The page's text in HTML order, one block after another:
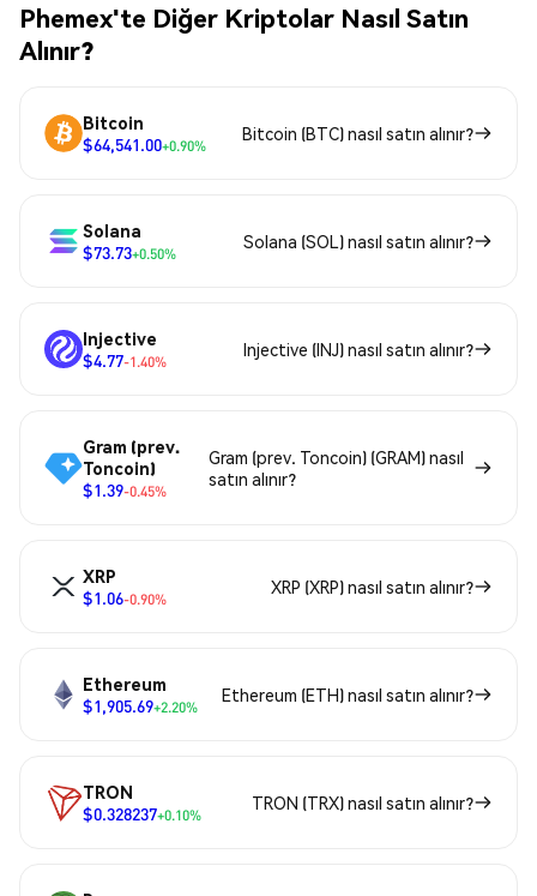
Phemex'te Diğer Kriptolar Nasıl Satın
Alınır?
Bitcoin
$64,541.00+0.90%
Bitcoin (BTC) nasıl satın alınır?
Solana
$73.73+0.50%
Solana (SOL) nasıl satın alınır?
Injective
$4.77-1.40%
Injective (INJ) nasıl satın alınır?
Gram (prev.
Toncoin)
$1.39-0.45%
Gram (prev. Toncoin) (GRAM) nasıl
satın alınır?
XRP
$1.06-0.90%
XRP (XRP) nasıl satın alınır?
Ethereum
$1,905.69+2.20%
Ethereum (ETH) nasıl satın alınır?
TRON
$0.328237+0.10%
TRON (TRX) nasıl satın alınır?